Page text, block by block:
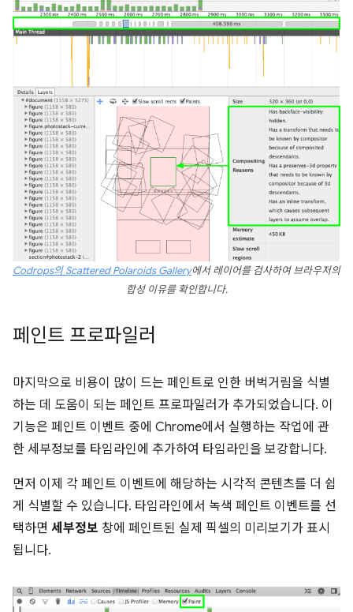
Codrops의 Scattered Polaroids Gallery에서 레이어를 검사하여 브라우저의
합성 이유를 확인합니다.
페인트 프로파일러
마지막으로 비용이 많이 드는 페인트로 인한 버벅거림을 식별
하는 데 도움이 되는 페인트 프로파일러가 추가되었습니다. 이
기능은 페인트 이벤트 중에 Chrome에서 실행하는 작업에 관
한 세부정보를 타임라인에 추가하여 타임라인을 보강합니다.
먼저 이제 각 페인트 이벤트에 해당하는 시각적 콘텐츠를 더 쉽
게 식별할 수 있습니다. 타임라인에서 녹색 페인트 이벤트를 선
택하면 세부정보 창에 페인트된 실제 픽셀의 미리보기가 표시
됩니다.